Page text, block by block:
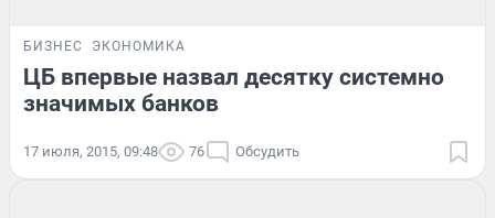
БИЗНЕС ЭКОНОМИКА
ЦБ впервые назвал десятку системно
значимых банков
17 июля, 2015, 09:48 76 Обсудить